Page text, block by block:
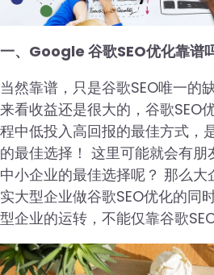
一、Google 谷歌SEO优化靠谱
当然靠谱，只是谷歌SEO唯一的
来看收益还是很大的，谷歌SEO
程中低投入高回报的最佳方式，
的最佳选择！ 这里可能就会有
中小企业的最佳选择呢？ 那么
实大型企业做谷歌SEO优化的同
型企业的运转，不能仅靠谷歌